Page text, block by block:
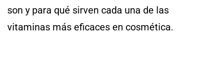
son y para qué sirven cada una de las
vitaminas más eficaces en cosmética.